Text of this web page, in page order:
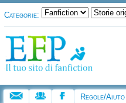
Categorie:
Regole/Aiuto